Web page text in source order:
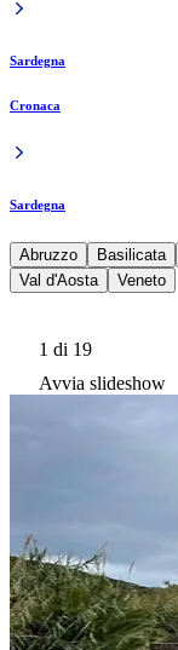
Sardegna
Cronaca
Sardegna
Abruzzo Basilicata
Val d'Aosta
Veneto
1 di 19
Avvia slideshow